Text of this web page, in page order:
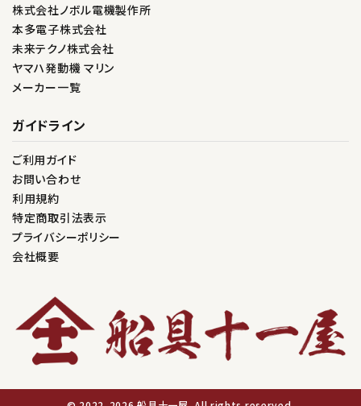
株式会社ノボル電機製作所
本多電子株式会社
未来テクノ株式会社
ヤマハ発動機 マリン
メーカー一覧
ガイドライン
ご利用ガイド
お問い合わせ
利用規約
特定商取引法表示
プライバシーポリシー
会社概要